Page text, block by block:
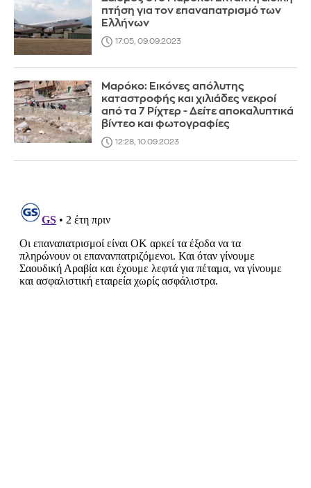
πτήση για τον επαναπατρισμό των
Ελλήνων
17:05, 09.09.2023
Μαρόκο: Εικόνες απόλυτης
καταστροφής και χιλιάδες νεκροί
από τα 7 Ρίχτερ - Δείτε αποκαλυπτικά
βίντεο και φωτογραφίες
12:28, 10.09.2023